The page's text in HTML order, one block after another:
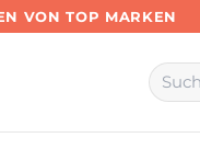
VON TOP MARKEN
Suchen
nach: